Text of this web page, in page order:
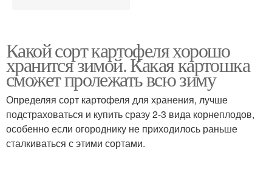
Какой сорт картофеля хорошо
хранится зимой. Какая картошка
сможет пролежать всю зиму
Определяя сорт картофеля для хранения, лучше
подстраховаться и купить сразу 2-3 вида корнеплодов,
особенно если огороднику не приходилось раньше
сталкиваться с этими сортами.